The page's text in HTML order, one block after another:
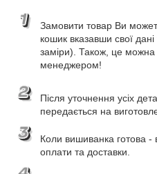
Замовити товар Ви
кошик вказавши свої
заміри). Також, це
менеджером!
Після уточнення усіх
передається на
Коли вишиванка готова -
оплати та доставки.